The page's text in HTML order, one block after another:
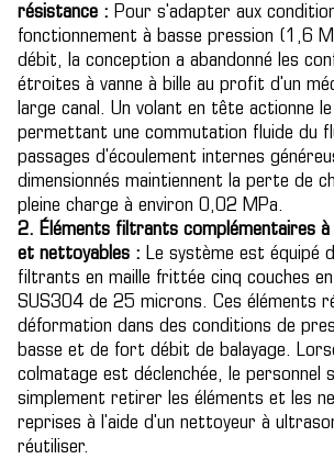
résistance : Pour s'adapter aux
fonctionnement à basse pression (1,6
débit, la conception a abandonné les
étroites à vanne à bille au profit d'un
large canal. Un volant en tête actionne
permettant une commutation fluide du
passages d'écoulement internes
dimensionnés maintiennent la perte de
pleine charge à environ 0,02 MPa.
2. Éléments filtrants complémentaires
et nettoyables : Le système est équipé
filtrants en maille frittée cinq couches
SUS304 de 25 microns. Ces éléments
déformation dans des conditions de
basse et de fort débit de balayage.
colmatage est déclenchée, le personnel
simplement retirer les éléments et les
reprises à l'aide d'un nettoyeur à
réutiliser.